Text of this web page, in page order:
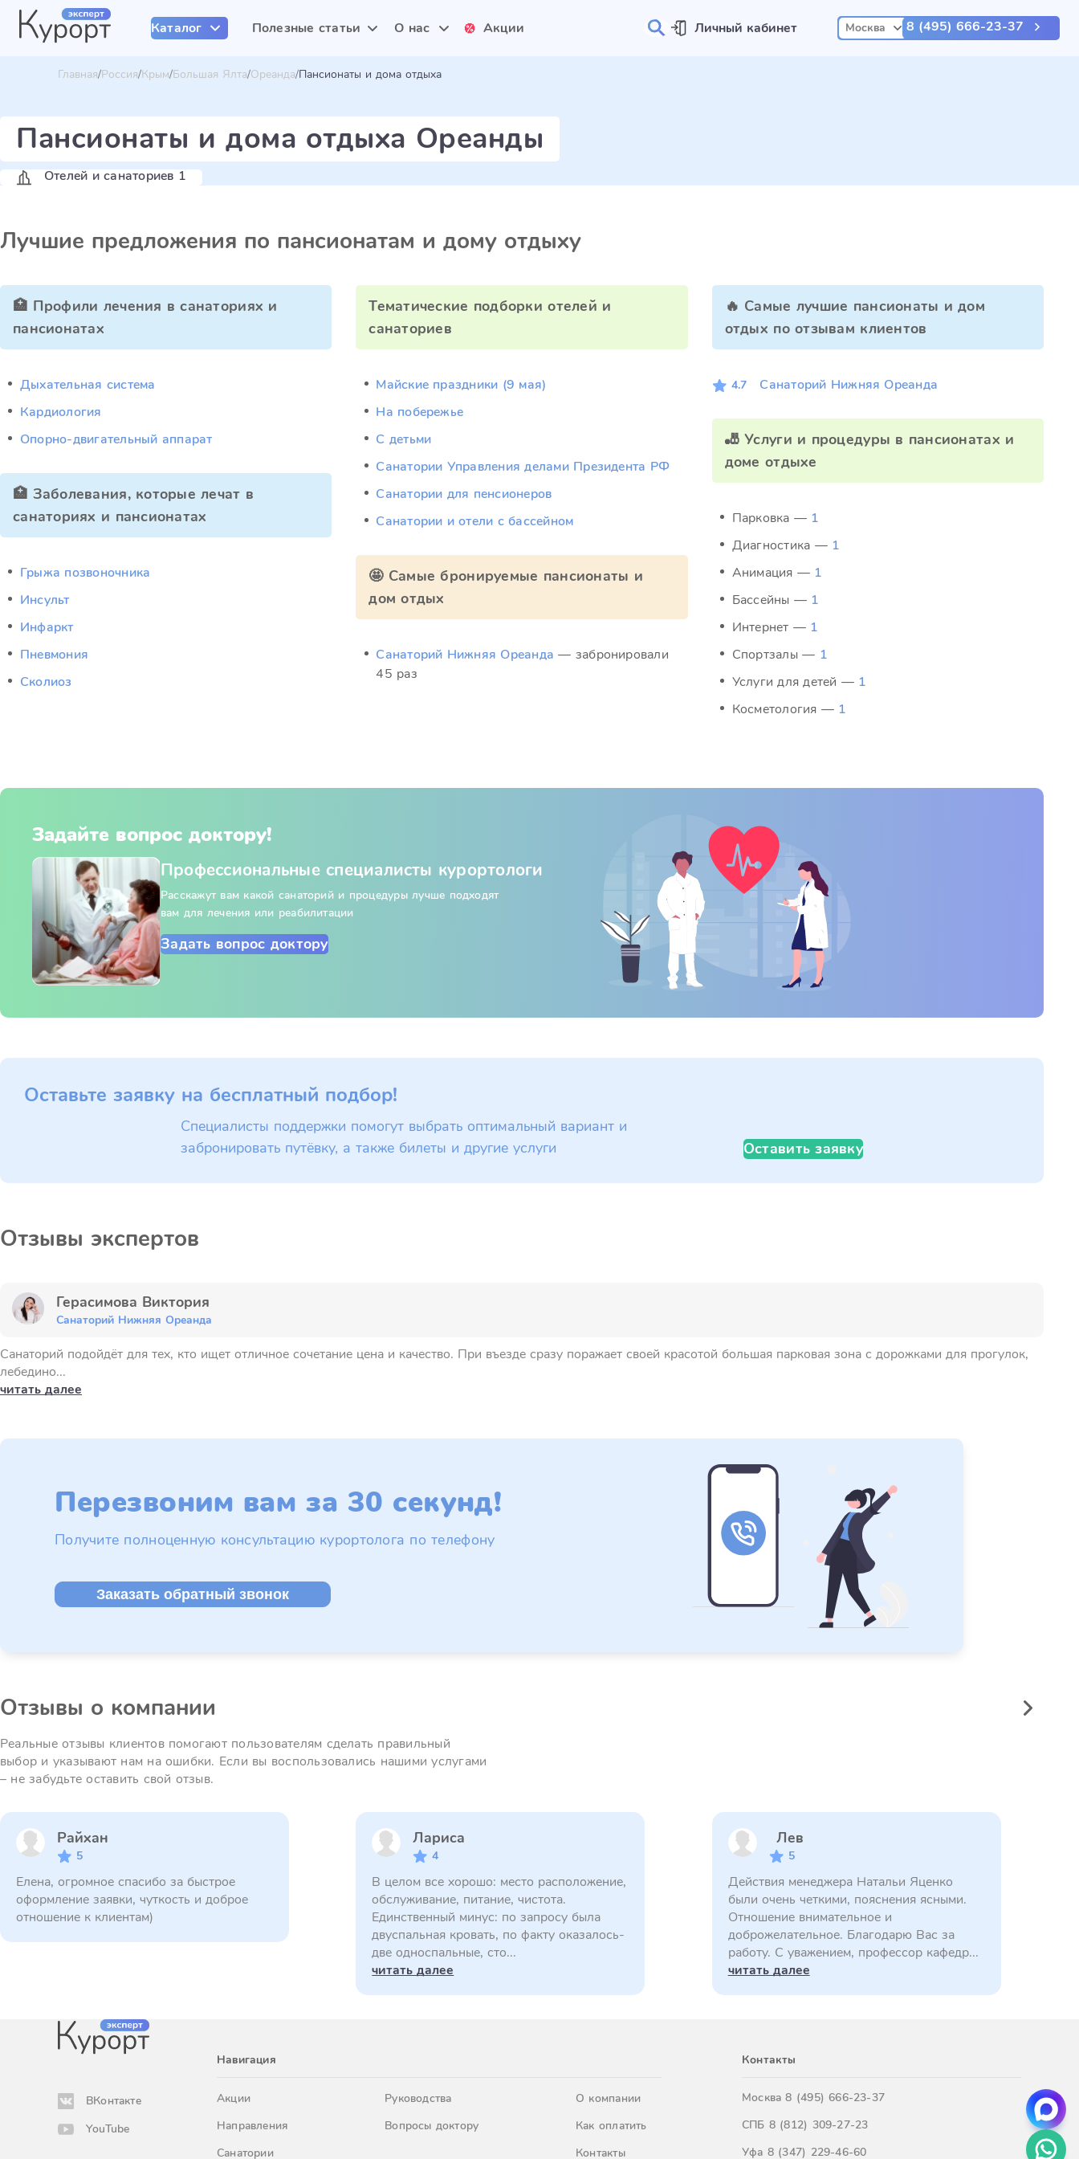
Каталог Полезные статьи О нас Акции Личный кабинет Москва 8 (495) 666-23-37
Главная Россия Крым Большая Ялта Ореанда Пансионаты и дома отдыха
Пансионаты и дома отдыха Ореанды
Отелей и санаториев 1
Лучшие предложения по пансионатам и дому отдыху
🏥 Профили лечения в санаториях и
пансионатах
Дыхательная система
Кардиология
Опорно-двигательный аппарат
🏥 Заболевания, которые лечат в
санаториях и пансионатах
Грыжа позвоночника
Инсульт
Инфаркт
Пневмония
Сколиоз
Тематические подборки отелей и
санаториев
Майские праздники (9 мая)
На побережье
С детьми
Санатории Управления делами Президента РФ
Санатории для пенсионеров
Санатории и отели с бассейном
🤩 Самые бронируемые пансионаты и
дом отдых
Санаторий Нижняя Ореанда — забронировали
45 раз
🔥 Самые лучшие пансионаты и дом
отдых по отзывам клиентов
4.7 Санаторий Нижняя Ореанда
🎳 Услуги и процедуры в пансионатах и
доме отдыхе
Парковка — 1
Диагностика — 1
Анимация — 1
Бассейны — 1
Интернет — 1
Спортзалы — 1
Услуги для детей — 1
Косметология — 1
Задайте вопрос доктору!
Профессиональные специалисты курортологи
Расскажут вам какой санаторий и процедуры лучше подходят
вам для лечения или реабилитации
Задать вопрос доктору
Оставьте заявку на бесплатный подбор!
Специалисты поддержки помогут выбрать оптимальный вариант и
забронировать путёвку, а также билеты и другие услуги
Оставить заявку
Отзывы экспертов
Герасимова Виктория
Санаторий Нижняя Ореанда
Санаторий подойдёт для тех, кто ищет отличное сочетание цена и качество. При въезде сразу поражает своей красотой большая парковая зона с дорожками для прогулок,
лебедино...
читать далее
Перезвоним вам за 30 секунд!
Получите полноценную консультацию курортолога по телефону
Заказать обратный звонок
Отзывы о компании
Реальные отзывы клиентов помогают пользователям сделать правильный
выбор и указывают нам на ошибки. Если вы воспользовались нашими услугами
– не забудьте оставить свой отзыв.
Райхан
5
Елена, огромное спасибо за быстрое
оформление заявки, чуткость и доброе
отношение к клиентам)
Лариса
4
В целом все хорошо: место расположение,
обслуживание, питание, чистота.
Единственный минус: по запросу была
двуспальная кровать, по факту оказалось-
две односпальные, сто...
читать далее
Лев
5
Действия менеджера Натальи Яценко
были очень четкими, пояснения ясными.
Отношение внимательное и
доброжелательное. Благодарю Вас за
работу. С уважением, профессор кафедр...
читать далее
ВКонтакте
YouTube
Навигация
Акции
Направления
Санатории
Руководства
Вопросы доктору
О компании
Как оплатить
Контакты
Контакты
Москва8 (495) 666-23-37
СПБ 8 (812) 309-27-23
Уфа 8 (347) 229-46-60